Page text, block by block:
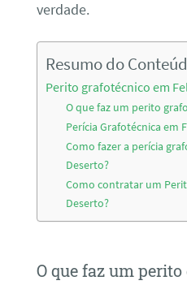
verdade.
Resumo do
Perito grafotécnico em
O que faz um perito
Perícia Grafotécnica em
Como fazer a perícia
Deserto?
Como contratar um
Deserto?
O que faz um